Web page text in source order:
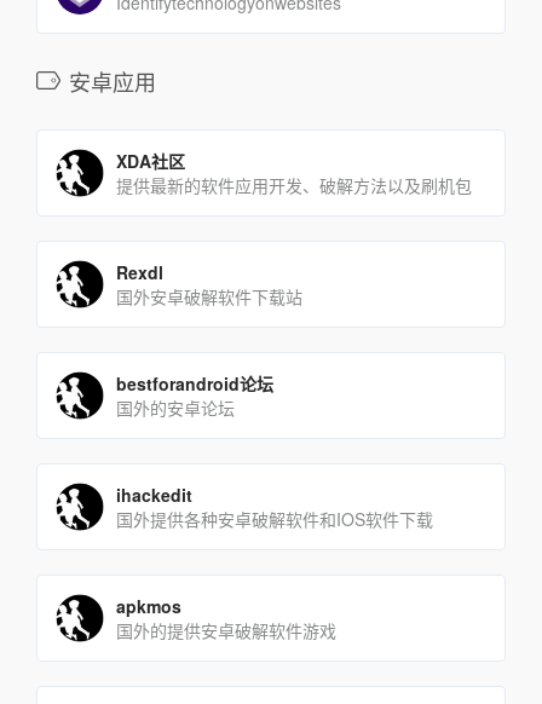
安卓应用
XDA社区
提供最新的软件应用开发、破解方法以及刷机包
Rexdl
国外安卓破解软件下载站
bestforandroid论坛
国外的安卓论坛
ihackedit
国外提供各种安卓破解软件和IOS软件下载
apkmos
国外的提供安卓破解软件游戏